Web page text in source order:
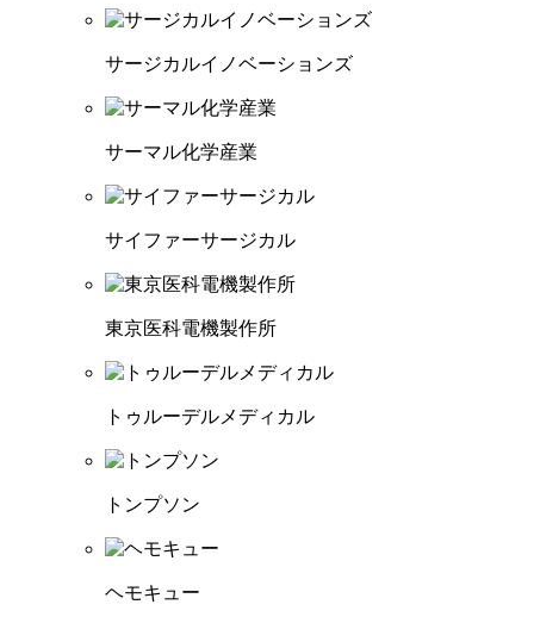
サージカルイノベーションズ
サーマル化学産業
サイファーサージカル
東京医科電機製作所
トゥルーデルメディカル
トンプソン
ヘモキュー